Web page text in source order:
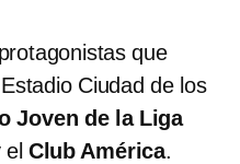
que
Ciudad de los
Joven de la Liga
el Club América.